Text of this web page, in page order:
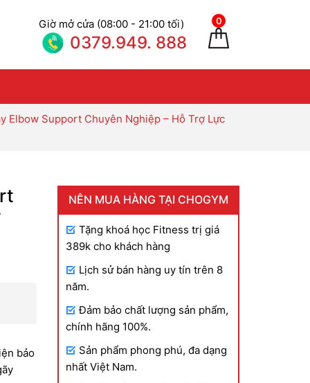
Giờ mở cửa (08:00 - 21:00 tối)
0379.949. 888
0
Elbow Support Chuyên Nghiệp – Hỗ Trợ Lực
bảo
NÊN MUA HÀNG TẠI CHOGYM
Tặng khoá học Fitness trị giá
389k cho khách hàng
Lịch sử bán hàng uy tín trên 8
năm.
Đảm bảo chất lượng sản phẩm,
chính hãng 100%.
Sản phẩm phong phú, đa dạng
nhất Việt Nam.